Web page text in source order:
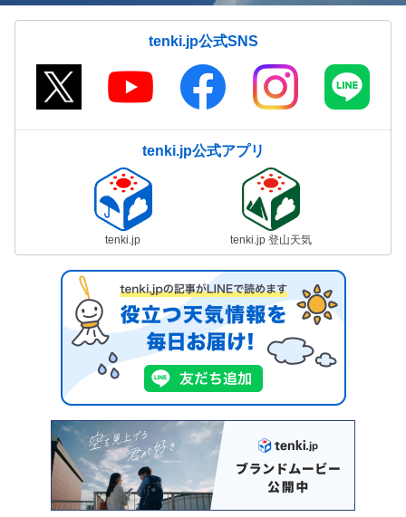
tenki.jp公式SNS
tenki.jp公式アプリ
tenki.jp tenki.jp 登山天気